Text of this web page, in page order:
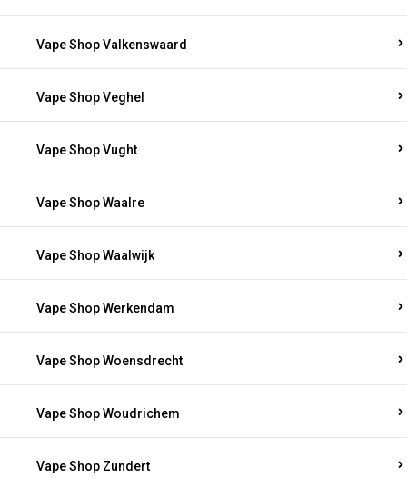
Vape Shop Valkenswaard
Vape Shop Veghel
Vape Shop Vught
Vape Shop Waalre
Vape Shop Waalwijk
Vape Shop Werkendam
Vape Shop Woensdrecht
Vape Shop Woudrichem
Vape Shop Zundert